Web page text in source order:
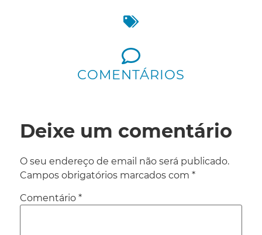
COMENTÁRIOS
Deixe um comentário
O seu endereço de email não será publicado.
Campos obrigatórios marcados com *
Comentário *